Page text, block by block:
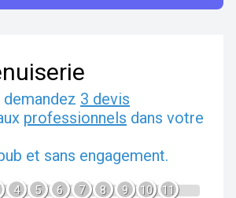
demandez 3 devis
professionnels dans votre
et sans engagement.
4 5 6 7 8 9 10 11